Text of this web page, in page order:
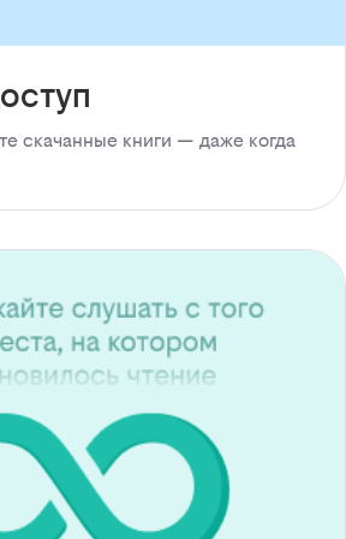
скачанные книги — даже когда